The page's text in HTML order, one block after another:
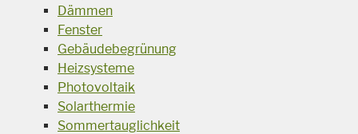
Dämmen
Fenster
Gebäudebegrünung
Heizsysteme
Photovoltaik
Solarthermie
Sommertauglichkeit